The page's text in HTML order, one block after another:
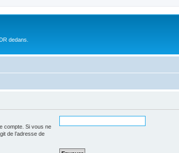
dedans.
compte. Si vous ne
de l’adresse de